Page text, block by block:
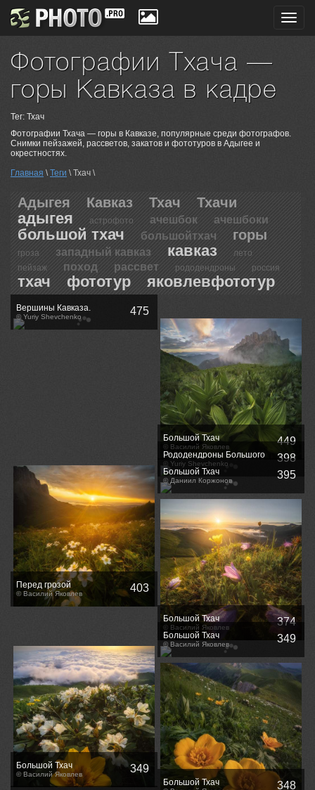
Фотографии Тхача —
горы Кавказа в кадре
Тег: Тхач
Фотографии Тхача — горы в Кавказе, популярные среди фотографов.
Снимки пейзажей, рассветов, закатов и фототуров в Адыгее и
окрестностях.
Главная \Теги \ Тхач \
Адыгея Кавказ Тхач Тхачи
адыгея астрофото ачешбок ачешбоки
большой тхач большойтхач горы
гроза западный кавказ кавказ
лето
пейзаж
поход рассвет рододендроны россия
тхач фототур яковлевфототур
Вершины Кавказа.
© Yuriy Shevchenko 475
Большой Тхач
© Василий Яковлев 449
Перед грозой
© Василий Яковлев 403
Рододендроны Большого
Тхача.
© Yuriy Shevchenko 398
Большой Тхач
© Даниил Коржонов 395
Большой Тхач
© Василий Яковлев 374
Большой Тхач
© Василий Яковлев 349
Большой Тхач
© Василий Яковлев 349
Большой Тхач 348